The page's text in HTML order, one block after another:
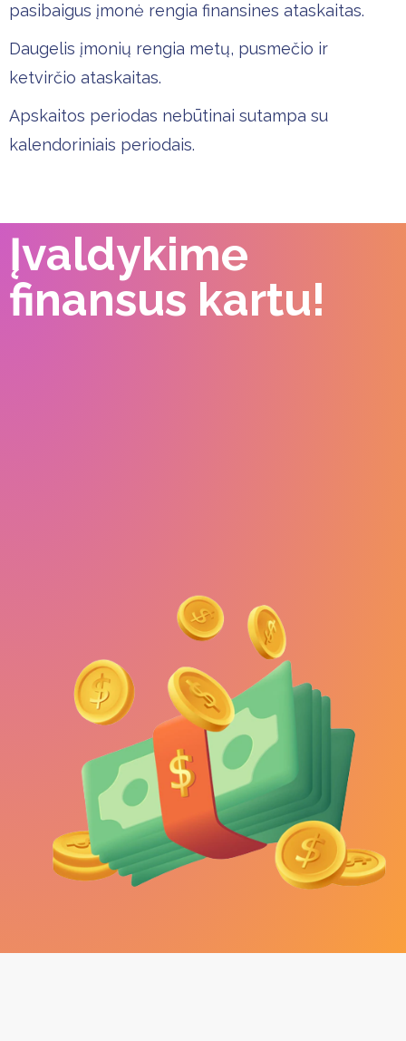
pasibaigus įmonė rengia finansines ataskaitas.
Daugelis įmonių rengia metų, pusmečio ir
ketvirčio ataskaitas.
Apskaitos periodas nebūtinai sutampa su
kalendoriniais periodais.
Įvaldykime
finansus kartu!